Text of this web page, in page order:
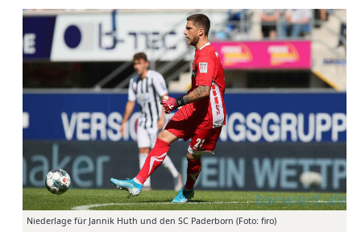
Niederlage für Jannik Huth und den SC Paderborn (Foto: firo)